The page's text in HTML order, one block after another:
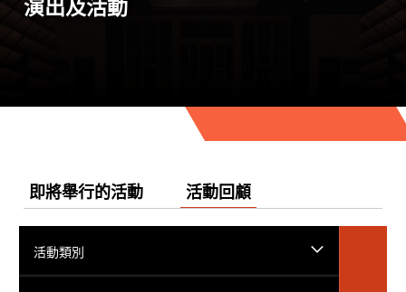
演出及活動
即將舉行的活動 活動回顧
活動類別